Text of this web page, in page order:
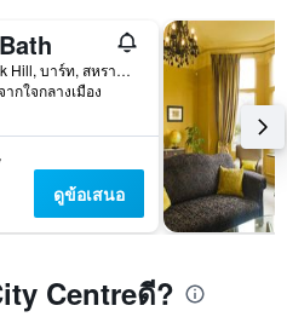
Bathwick Hill, บาร์ท, สหราชอาณาจักร
ากใจกลางเมือง
ดูข้อเสนอ
Centreดี?